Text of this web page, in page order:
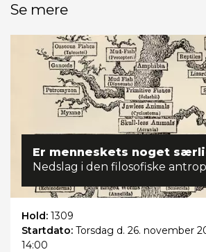
Se mere
Er menneskets noget
Nedslag i den filosofiske
Hold: 1309
Startdato: Torsdag d. 26. november
14:00